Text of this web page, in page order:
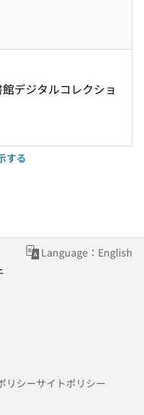
デジタルコレクショ
する
Language：English
リシーサイトポリシー